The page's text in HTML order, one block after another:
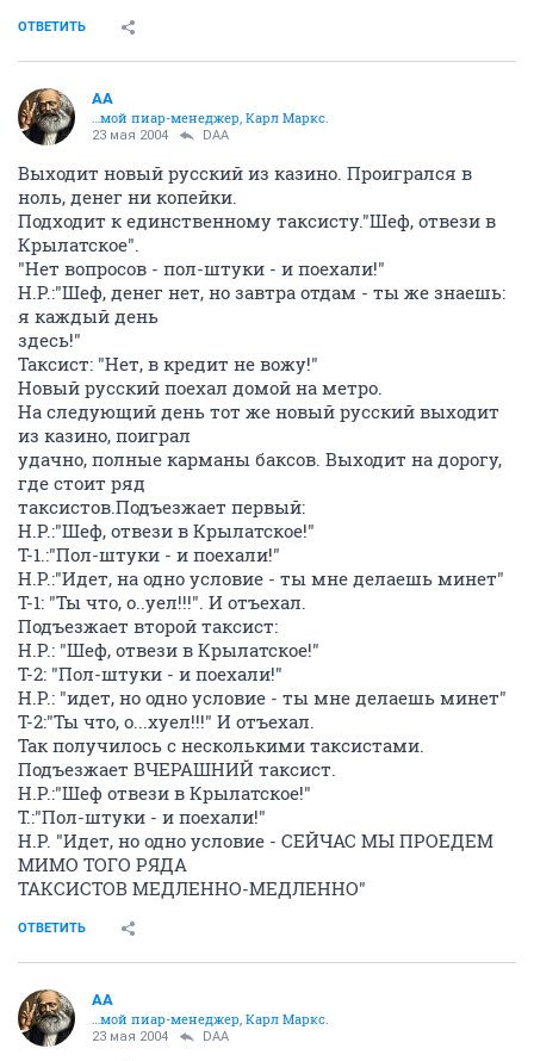
ОТВЕТИТЬ
AA
…мой пиар-менеджер, Карл Маркс.
23 мая 2004 DAA
Выходит новый русский из казино. Проигрался в
ноль, денег ни копейки.
Подходит к единственному таксисту."Шеф, отвези в
Крылатское".
"Нет вопросов - пол-штуки - и поехали!"
Н.Р.:"Шеф, денег нет, но завтра отдам - ты же знаешь:
я каждый день
здесь!"
Таксист: "Нет, в кредит не вожу!"
Новый русский поехал домой на метро.
На следующий день тот же новый русский выходит
из казино, поиграл
удачно, полные карманы баксов. Выходит на дорогу,
где стоит ряд
таксистов.Подъезжает первый:
Н.Р.:"Шеф, отвези в Крылатское!"
Т-1.:"Пол-штуки - и поехали!"
Н.Р.:"Идет, на одно условие - ты мне делаешь минет"
Т-1: "Ты что, о..уел!!!". И отъехал.
Подъезжает второй таксист:
Н.Р.: "Шеф, отвези в Крылатское!"
Т-2: "Пол-штуки - и поехали!"
Н.Р.: "идет, но одно условие - ты мне делаешь минет"
Т-2:"Ты что, о...хуел!!!" И отъехал.
Так получилось с несколькими таксистами.
Подъезжает ВЧЕРАШНИЙ таксист.
Н.Р.:"Шеф отвези в Крылатское!"
Т.:"Пол-штуки - и поехали!"
Н.Р. "Идет, но одно условие - СЕЙЧАС МЫ ПРОЕДЕМ
МИМО ТОГО РЯДА
ТАКСИСТОВ МЕДЛЕННО-МЕДЛЕННО"
ОТВЕТИТЬ
AA
…мой пиар-менеджер, Карл Маркс.
23 мая 2004 DAA